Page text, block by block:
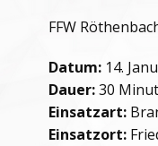
FFW
Datum: 14.
Dauer:30
Einsatzart:
Einsatzort: